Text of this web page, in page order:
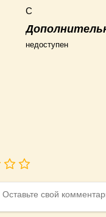
С
недоступен